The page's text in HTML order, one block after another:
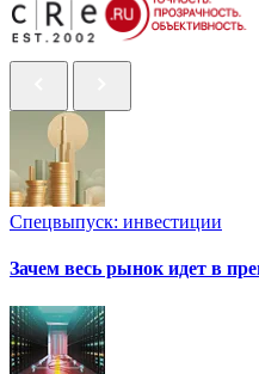
Спецвыпуск: инвестиции
Зачем весь рынок идет в